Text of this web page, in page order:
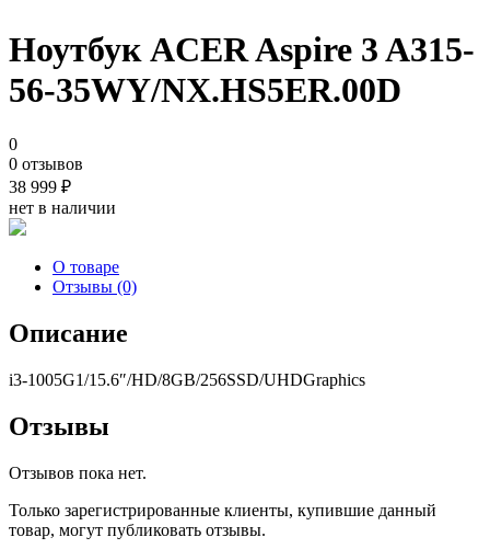
Ноутбук ACER Aspire 3 A315-
56-35WY/NX.HS5ER.00D
0
0 отзывов
38 999 ₽
нет в наличии
О товаре
Отзывы (0)
Описание
i3-1005G1/15.6″/HD/8GB/256SSD/UHDGraphics
Отзывы
Отзывов пока нет.
Только зарегистрированные клиенты, купившие данный
товар, могут публиковать отзывы.